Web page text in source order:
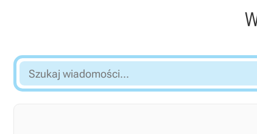
Szukaj
wiadomości...